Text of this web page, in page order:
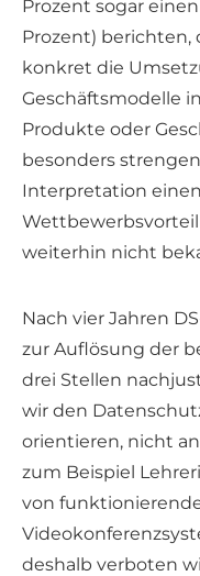
Prozent sogar
Prozent) berichten,
konkret die
Geschäftsmodelle
Produkte oder
besonders
Interpretation
weiterhin nicht
Nach vier Jahren
zur Auflösung der
drei Stellen
wir den
orientieren, nicht
zum Beispiel
von
deshalb verboten